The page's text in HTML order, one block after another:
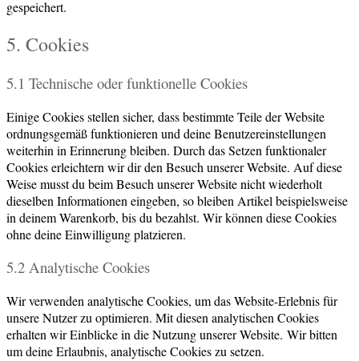
gespeichert.
5. Cookies
5.1 Technische oder funktionelle Cookies
Einige Cookies stellen sicher, dass bestimmte Teile der Website
ordnungsgemäß funktionieren und deine Benutzereinstellungen
weiterhin in Erinnerung bleiben. Durch das Setzen funktionaler
Cookies erleichtern wir dir den Besuch unserer Website. Auf diese
Weise musst du beim Besuch unserer Website nicht wiederholt
dieselben Informationen eingeben, so bleiben Artikel beispielsweise
in deinem Warenkorb, bis du bezahlst. Wir können diese Cookies
ohne deine Einwilligung platzieren.
5.2 Analytische Cookies
Wir verwenden analytische Cookies, um das Website-Erlebnis für
unsere Nutzer zu optimieren. Mit diesen analytischen Cookies
erhalten wir Einblicke in die Nutzung unserer Website. Wir bitten
um deine Erlaubnis, analytische Cookies zu setzen.